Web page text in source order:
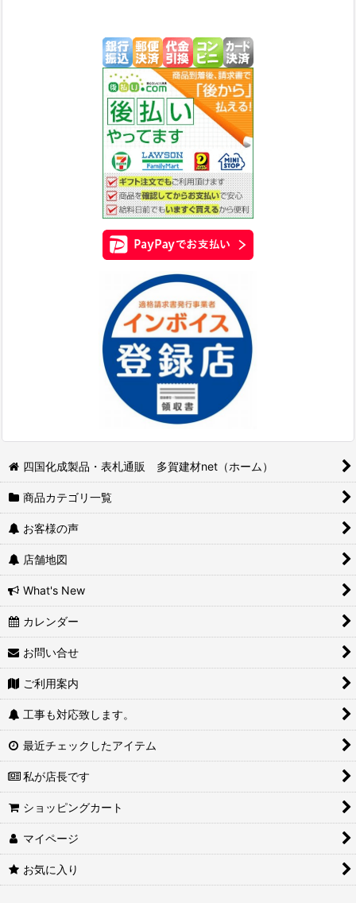
四国化成製品・表札通販 多賀建材net（ホーム）
商品カテゴリ一覧
お客様の声
店舗地図
What's New
カレンダー
お問い合せ
ご利用案内
工事も対応致します。
最近チェックしたアイテム
私が店長です
ショッピングカート
マイページ
お気に入り